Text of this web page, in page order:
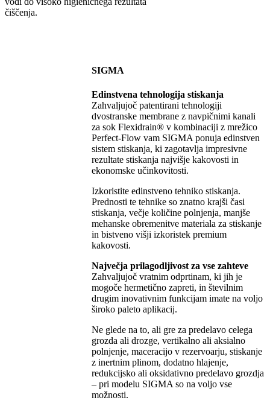
čiščenja.
SIGMA
Edinstvena tehnologija stiskanja
Zahvaljujoč patentirani tehnologiji
dvostranske membrane z navpičnimi kanali
za sok Flexidrain® v kombinaciji z mrežico
Perfect-Flow vam SIGMA ponuja edinstven
sistem stiskanja, ki zagotavlja impresivne
rezultate stiskanja najvišje kakovosti in
ekonomske učinkovitosti.
Izkoristite edinstveno tehniko stiskanja.
Prednosti te tehnike so znatno krajši časi
stiskanja, večje količine polnjenja, manjše
mehanske obremenitve materiala za stiskanje
in bistveno višji izkoristek premium
kakovosti.
Največja prilagodljivost za vse zahteve
Zahvaljujoč vratnim odprtinam, ki jih je
mogoče hermetično zapreti, in številnim
drugim inovativnim funkcijam imate na voljo
široko paleto aplikacij.
Ne glede na to, ali gre za predelavo celega
grozda ali drozge, vertikalno ali aksialno
polnjenje, maceracijo v rezervoarju, stiskanje
z inertnim plinom, dodatno hlajenje,
redukcijsko ali oksidativno predelavo grozdja
– pri modelu SIGMA so na voljo vse
možnosti.